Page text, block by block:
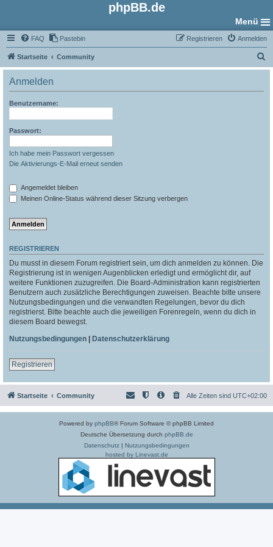
phpBB.de
Menü
FAQ Pastebin Anmelden
Registrieren
Startseite Community
u
Anmelden
Benutzername:
Passwort:
Ich habe mein Passwort vergessen
Die Aktivierungs-E-Mail erneut senden
Angemeldet bleiben
Meinen Online-Status während dieser Sitzung verbergen
REGISTRIEREN
Du musst in diesem Forum registriert sein, um dich anmelden zu können. Die
Registrierung ist in wenigen Augenblicken erledigt und ermöglicht dir, auf
weitere Funktionen zuzugreifen. Die Board-Administration kann registrierten
Benutzern auch zusätzliche Berechtigungen zuweisen. Beachte bitte unsere
Nutzungsbedingungen und die verwandten Regelungen, bevor du dich
registrierst. Bitte beachte auch die jeweiligen Forenregeln, wenn du dich in
diesem Board bewegst.
Nutzungsbedingungen | Datenschutzerklärung
Registrieren
Startseite Community Alle Zeiten sind UTC+02:00
Powered by phpBB® Forum Software © phpBB Limited
Deutsche Übersetzung durch phpBB.de
Datenschutz| Nutzungsbedingungen
hosted by Linevast.de